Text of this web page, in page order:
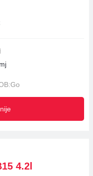
4.2l